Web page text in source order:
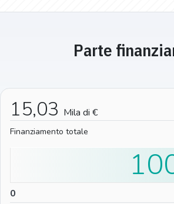
Parte
15,03 Mila di €
Finanziamento totale
0